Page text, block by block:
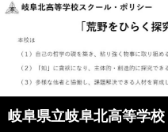
岐阜県立岐阜北高等学校
索